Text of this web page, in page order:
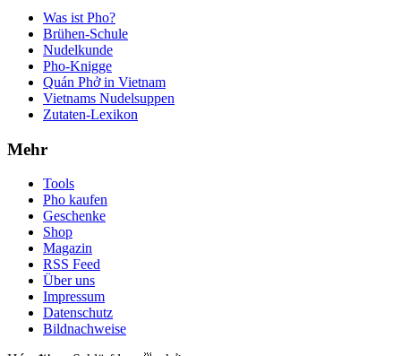
Was ist Pho?
Brühen-Schule
Nudelkunde
Pho-Knigge
Quán Phở in Vietnam
Vietnams Nudelsuppen
Zutaten-Lexikon
Mehr
Tools
Pho kaufen
Geschenke
Shop
Magazin
RSS Feed
Über uns
Impressum
Datenschutz
Bildnachweise